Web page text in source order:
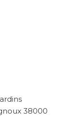
38000